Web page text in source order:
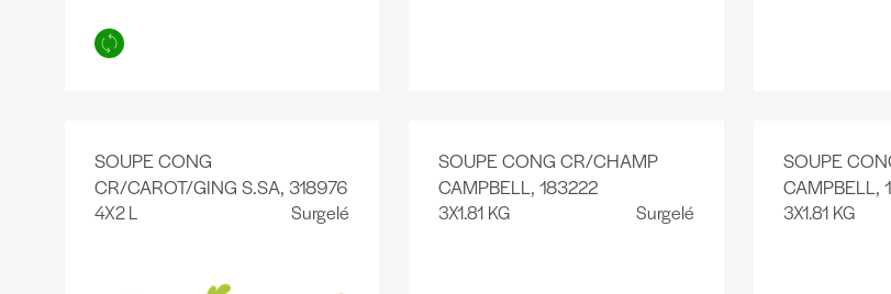
SOUPE CONG
CR/CAROT/GING S.SA, 318976
4X2 L Surgelé
SOUPE CONG CR/CHAMP
CAMPBELL, 183222
3X1.81 KG Surgelé
SOUPE
CAMPBELL,
3X1.81 KG